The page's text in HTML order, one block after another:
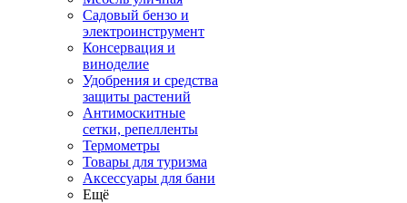
Садовый бензо и
электроинструмент
Консервация и
виноделие
Удобрения и средства
защиты растений
Антимоскитные
сетки, репелленты
Термометры
Товары для туризма
Аксессуары для бани
Ещё